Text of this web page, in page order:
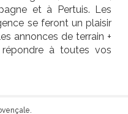
et à Pertuis. Les
se feront un plaisir
annonces de terrain +
à toutes vos